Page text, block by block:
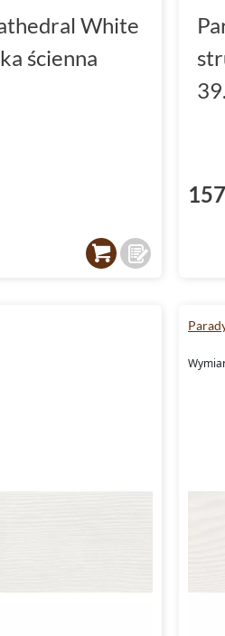
White
ścienna